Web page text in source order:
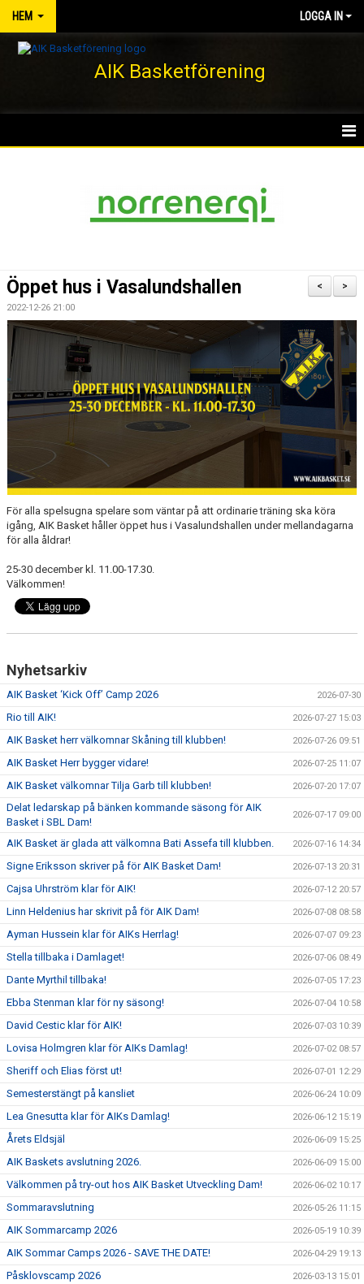
HEM LOGGA IN
AIK Basketförening
DOKUMENT
VÅRA LAG/TRÄNARE
BLI MEDLEM
FRITIDSKORTET
PARTNERS
KÖP BILJETTER
ELITE WINTER CUP
>
<
Öppet hus i Vasalundshallen
2022-12-26 21:00
För alla spelsugna spelare som väntar på att ordinarie träning ska köra
igång, AIK Basket håller öppet hus i Vasalundshallen under mellandagarna
för alla åldrar!
25-30 december kl. 11.00-17.30.
Välkommen!
Nyhetsarkiv
AIK Basket ‘Kick Off’ Camp 2026 2026-07-30
Rio till AIK! 2026-07-27 15:03
AIK Basket herr välkomnar Skåning till klubben! 2026-07-26 09:51
AIK Basket Herr bygger vidare! 2026-07-25 11:07
AIK Basket välkomnar Tilja Garb till klubben! 2026-07-20 17:07
Delat ledarskap på bänken kommande säsong för AIK
Basket i SBL Dam!
2026-07-17 09:00
AIK Basket är glada att välkomna Bati Assefa till klubben. 2026-07-16 14:34
Signe Eriksson skriver på för AIK Basket Dam! 2026-07-13 20:31
Cajsa Uhrström klar för AIK! 2026-07-12 20:57
Linn Heldenius har skrivit på för AIK Dam! 2026-07-08 08:58
Ayman Hussein klar för AIKs Herrlag! 2026-07-07 09:23
Stella tillbaka i Damlaget! 2026-07-06 08:49
Dante Myrthil tillbaka! 2026-07-05 17:23
Ebba Stenman klar för ny säsong! 2026-07-04 10:58
David Cestic klar för AIK! 2026-07-03 10:39
Lovisa Holmgren klar för AIKs Damlag! 2026-07-02 08:57
Sheriff och Elias först ut! 2026-07-01 12:29
Semesterstängt på kansliet 2026-06-24 10:09
Lea Gnesutta klar för AIKs Damlag! 2026-06-12 15:19
Årets Eldsjäl 2026-06-09 15:25
AIK Baskets avslutning 2026. 2026-06-09 15:00
Välkommen på try-out hos AIK Basket Utveckling Dam! 2026-06-02 10:17
Sommaravslutning 2026-05-26 11:15
AIK Sommarcamp 2026 2026-05-19 10:39
AIK Sommar Camps 2026 - SAVE THE DATE! 2026-04-29 19:13
Påsklovscamp 2026 2026-03-13 15:01